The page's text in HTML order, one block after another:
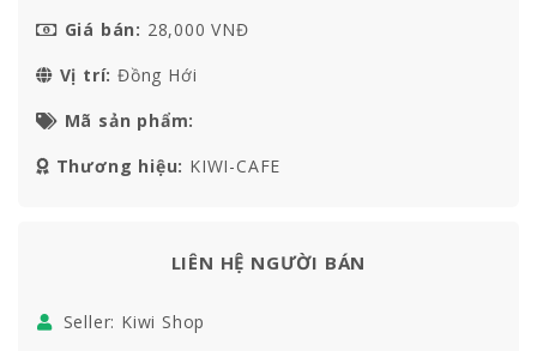
Giá bán: 28,000 VNĐ
Vị trí: Đồng Hới
Mã sản phẩm:
Thương hiệu: KIWI-CAFE
LIÊN HỆ NGƯỜI BÁN
Seller: Kiwi Shop